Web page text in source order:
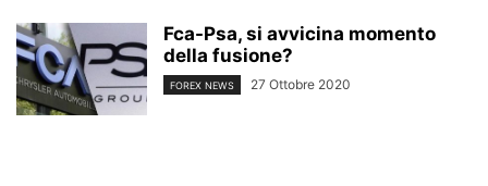
Fca-Psa, si avvicina momento
della fusione?
FOREX NEWS 27 Ottobre 2020